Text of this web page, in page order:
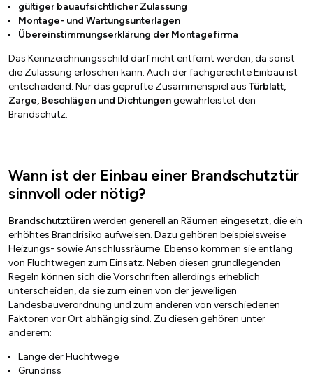
gültiger bauaufsichtlicher Zulassung
Montage- und Wartungsunterlagen
Übereinstimmungserklärung der Montagefirma
Das Kennzeichnungsschild darf nicht entfernt werden, da sonst
die Zulassung erlöschen kann. Auch der fachgerechte Einbau ist
entscheidend: Nur das geprüfte Zusammenspiel aus Türblatt,
Zarge, Beschlägen und Dichtungengewährleistet den
Brandschutz.
Wann ist der Einbau einer Brandschutztür
sinnvoll oder nötig?
Brandschutztürenwerden generell an Räumen eingesetzt, die ein
erhöhtes Brandrisiko aufweisen. Dazu gehören beispielsweise
Heizungs- sowie Anschlussräume. Ebenso kommen sie entlang
von Fluchtwegen zum Einsatz. Neben diesen grundlegenden
Regeln können sich die Vorschriften allerdings erheblich
unterscheiden, da sie zum einen von der jeweiligen
Landesbauverordnung und zum anderen von verschiedenen
Faktoren vor Ort abhängig sind. Zu diesen gehören unter
anderem:
Länge der Fluchtwege
Grundriss